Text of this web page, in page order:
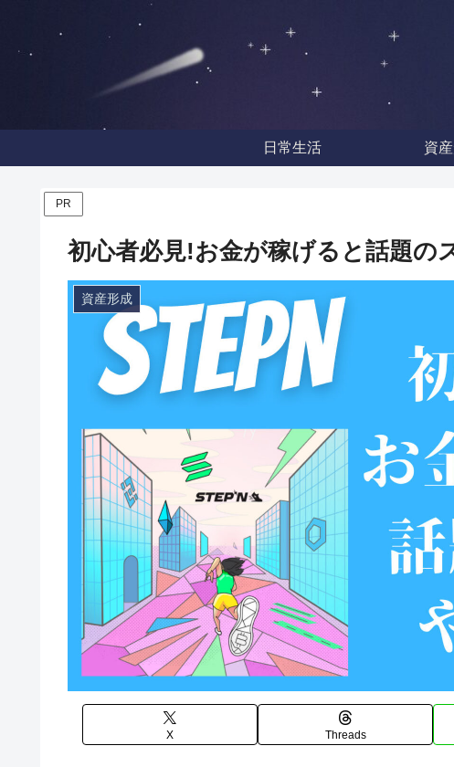
日常生活 資
PR
初心者必見!お金が稼げると話題の
資産形成
X Threads